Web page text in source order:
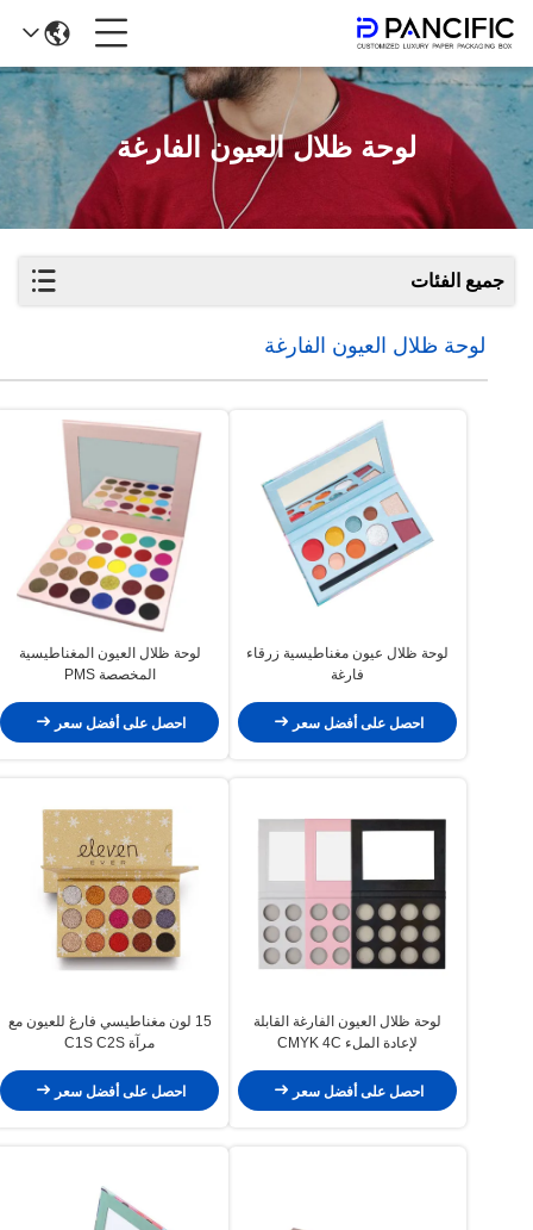
لوحة ظلال العيون الفارغة
جميع الفئات
لوحة ظلال العيون الفارغة
لوحة ظلال عيون مغناطيسية زرقاء
فارغة
احصل على أفضل سعر
لوحة ظلال العيون المغناطيسية
المخصصة PMS
احصل على أفضل سعر
لوحة ظلال العيون الفارغة القابلة
لإعادة الملء CMYK 4C
احصل على أفضل سعر
15 لون مغناطيسي فارغ للعيون مع
مرآة C1S C2S
احصل على أفضل سعر